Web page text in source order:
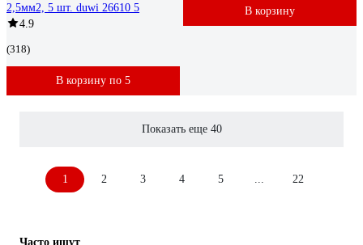
2,5мм2, 5 шт. duwi 26610 5
4.9
(318)
В корзину по 5
В корзину
Показать еще 40
1 2 3 4 5 22
Часто ищут